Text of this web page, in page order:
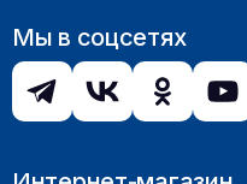
Мы в соцсетях